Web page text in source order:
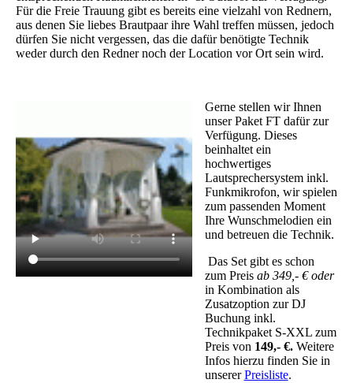
Für die Freie Trauung gibt es bereits eine vielzahl von Rednern,
aus denen Sie liebes Brautpaar ihre Wahl treffen müssen, jedoch
dürfen Sie nicht vergessen, das die dafür benötigte Technik
weder durch den Redner noch der Location vor Ort sein wird.
Gerne stellen wir Ihnen
unser Paket FT dafür zur
Verfügung. Dieses
beinhaltet ein
hochwertiges
Lautsprechersystem inkl.
Funkmikrofon, wir spielen
zum passenden Moment
Ihre Wunschmelodien ein
und betreuen die Technik.
Das Set gibt es schon
zum Preis ab 349,- € oder
in Kombination als
Zusatzoption zur DJ
Buchung inkl.
Technikpaket S-XXL zum
Preis von 149,- €.Weitere
Infos hierzu finden Sie in
unsererPreisliste.